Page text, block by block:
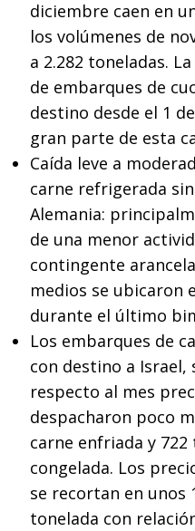
diciembre caen en
los volúmenes de
a 2.282 toneladas.
de embarques de
destino desde el 1
gran parte de esta
Caída leve a
carne refrigerada
Alemania:
de una menor
contingente
medios se ubicaron
durante el último
Los embarques de
con destino a Israel,
respecto al mes
despacharon poco
carne enfriada y
congelada. Los
se recortan en unos
tonelada con